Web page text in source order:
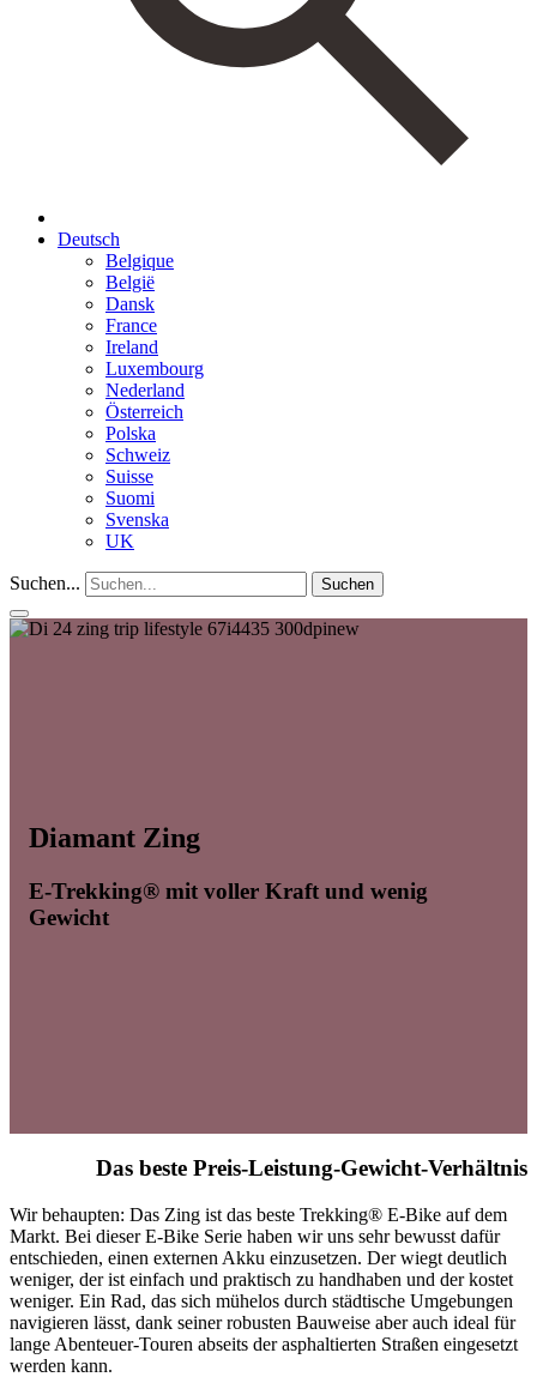
Deutsch
Belgique
België
Dansk
France
Ireland
Luxembourg
Nederland
Österreich
Polska
Schweiz
Suisse
Suomi
Svenska
UK
Suchen... Suchen
Diamant Zing
E-Trekking® mit voller Kraft und wenig
Gewicht
Das beste Preis-Leistung-Gewicht-Verhältnis
Wir behaupten: Das Zing ist das beste Trekking® E-Bike auf dem
Markt. Bei dieser E-Bike Serie haben wir uns sehr bewusst dafür
entschieden, einen externen Akku einzusetzen. Der wiegt deutlich
weniger, der ist einfach und praktisch zu handhaben und der kostet
weniger. Ein Rad, das sich mühelos durch städtische Umgebungen
navigieren lässt, dank seiner robusten Bauweise aber auch ideal für
lange Abenteuer-Touren abseits der asphaltierten Straßen eingesetzt
werden kann.